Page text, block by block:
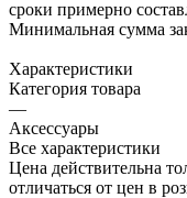
сроки примерно
Минимальная сумма
Характеристики
Категория товара
—
Аксессуары
Все характеристики
Цена действительна
отличаться от цен в